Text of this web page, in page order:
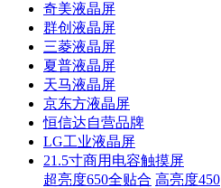
奇美液晶屏
群创液晶屏
三菱液晶屏
夏普液晶屏
天马液晶屏
京东方液晶屏
恒信达自营品牌
LG工业液晶屏
21.5寸商用电容触摸屏
超亮度650全贴合 高亮度450